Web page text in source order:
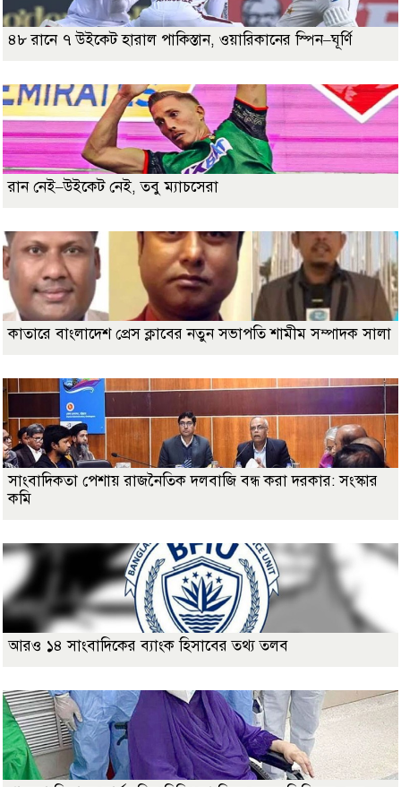
৪৮ রানে ৭ উইকেট হারাল পাকিস্তান, ওয়ারিকানের স্পিন–ঘূর্ণি
রান নেই–উইকেট নেই, তবু ম্যাচসেরা
কাতারে বাংলাদেশ প্রেস ক্লাবের নতুন সভাপতি শামীম সম্পাদক সালা
সাংবাদিকতা পেশায় রাজনৈতিক দলবাজি বন্ধ করা দরকার: সংস্কার
কমি
আরও ১৪ সাংবাদিকের ব্যাংক হিসাবের তথ্য তলব